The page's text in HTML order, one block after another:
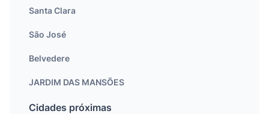
Santa Clara
São José
Belvedere
JARDIM DAS MANSÕES
Cidades próximas